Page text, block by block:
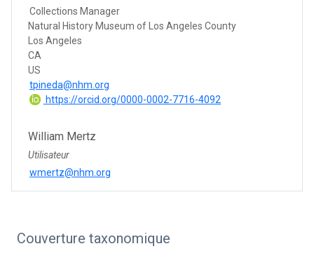
Collections Manager
Natural History Museum of Los Angeles County
Los Angeles
CA
US
tpineda@nhm.org
https://orcid.org/0000-0002-7716-4092
William Mertz
Utilisateur
wmertz@nhm.org
Couverture taxonomique